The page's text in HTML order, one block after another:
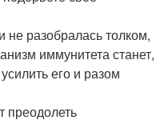
не разобралась толком,
иммунитета станет,
его и разом
преодолеть